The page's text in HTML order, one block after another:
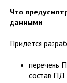
Что
данными
Придется
перечень
состав ПД